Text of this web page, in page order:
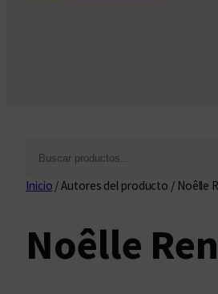
s
a
Inicio / Autores del producto / Noêlle
Noêlle